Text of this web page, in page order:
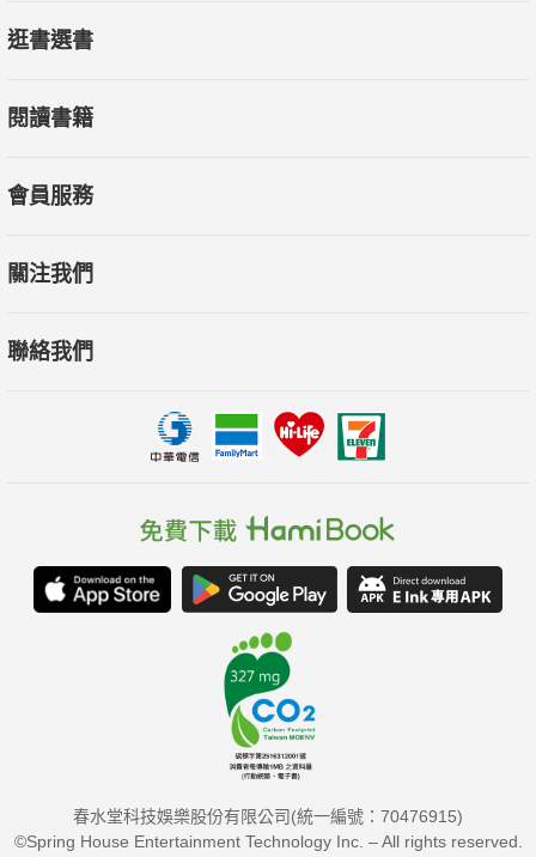
逛書選書
閱讀書籍
會員服務
關注我們
聯絡我們
春水堂科技娛樂股份有限公司(統一編號：70476915)
©Spring House Entertainment Technology Inc. – All rights reserved.